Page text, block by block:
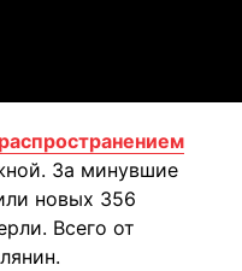
За минувшие
новых 356
Всего от